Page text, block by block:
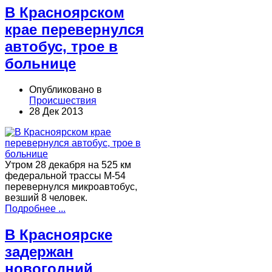
В Красноярском
крае перевернулся
автобус, трое в
больнице
Опубликовано в
Происшествия
28 Дек 2013
Утром 28 декабря на 525 км
федеральной трассы М-54
перевернулся микроавтобус,
везший 8 человек.
Подробнее ...
В Красноярске
задержан
новогодний